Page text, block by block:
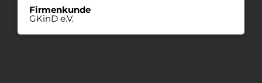
Firmenkunde
GKinD e.V.